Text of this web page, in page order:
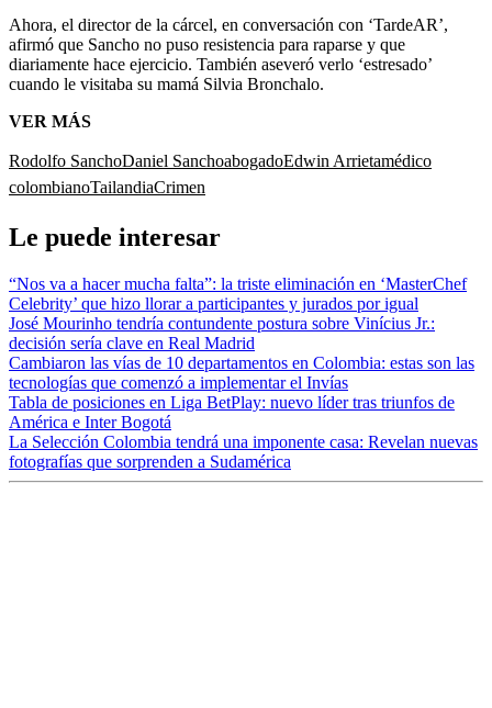
Ahora, el director de la cárcel, en conversación con ‘TardeAR’,
afirmó que Sancho no puso resistencia para raparse y que
diariamente hace ejercicio. También aseveró verlo ‘estresado’
cuando le visitaba su mamá Silvia Bronchalo.
VER MÁS
Rodolfo SanchoDaniel SanchoabogadoEdwin Arrietamédico
colombianoTailandiaCrimen
Le puede interesar
“Nos va a hacer mucha falta”: la triste eliminación en ‘MasterChef
Celebrity’ que hizo llorar a participantes y jurados por igual
José Mourinho tendría contundente postura sobre Vinícius Jr.:
decisión sería clave en Real Madrid
Cambiaron las vías de 10 departamentos en Colombia: estas son las
tecnologías que comenzó a implementar el Invías
Tabla de posiciones en Liga BetPlay: nuevo líder tras triunfos de
América e Inter Bogotá
La Selección Colombia tendrá una imponente casa: Revelan nuevas
fotografías que sorprenden a Sudamérica